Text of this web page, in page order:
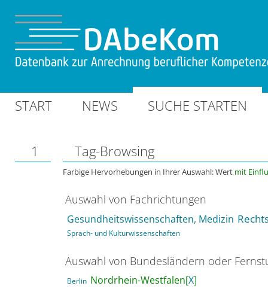
START NEWS SUCHE STARTEN
1 Tag-Browsing
Farbige Hervorhebungen in Ihrer Auswahl: Wert mit
Auswahl von Fachrichtungen
Gesundheitswissenschaften, Medizin
Sprach- und Kulturwissenschaften
Auswahl von Bundesländern oder
Berlin Nordrhein-Westfalen[X]